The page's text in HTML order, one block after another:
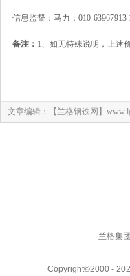
信息监督：马力：010-63967913
备注： 1、如无特殊说明，上述
文章编辑：【兰格钢铁网】